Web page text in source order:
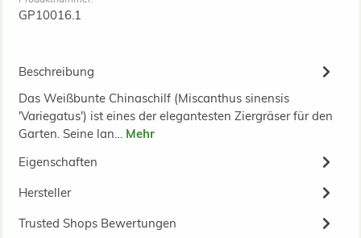
GP10016.1
Beschreibung
Das Weißbunte Chinaschilf (Miscanthus sinensis
'Variegatus') ist eines der elegantesten Ziergräser für den
Garten. Seine lan… Mehr
Eigenschaften
Hersteller
Trusted Shops Bewertungen